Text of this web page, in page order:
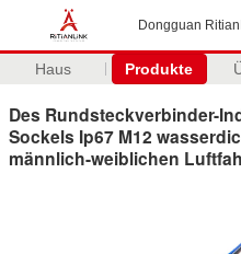
Dongguan
Haus Produkte
Des Rundsteckverbinder-
Sockels Ip67 M12
männlich-weiblichen